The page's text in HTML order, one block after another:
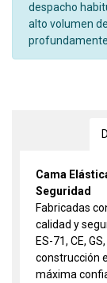
despacho
alto volumen
Cama
Seguridad
Fabricadas
calidad y
ES-71, CE,
construcción
máxima